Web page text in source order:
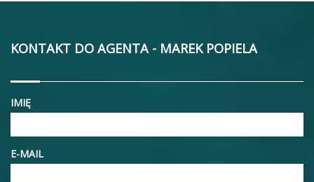
KONTAKT DO AGENTA - MAREK POPIELA
IMIĘ
E-MAIL